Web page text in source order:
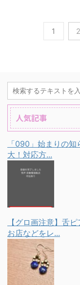
1 2
人気記事
「090」始まりの
大！対応方...
【グロ画注意】舌
お店などをレ...